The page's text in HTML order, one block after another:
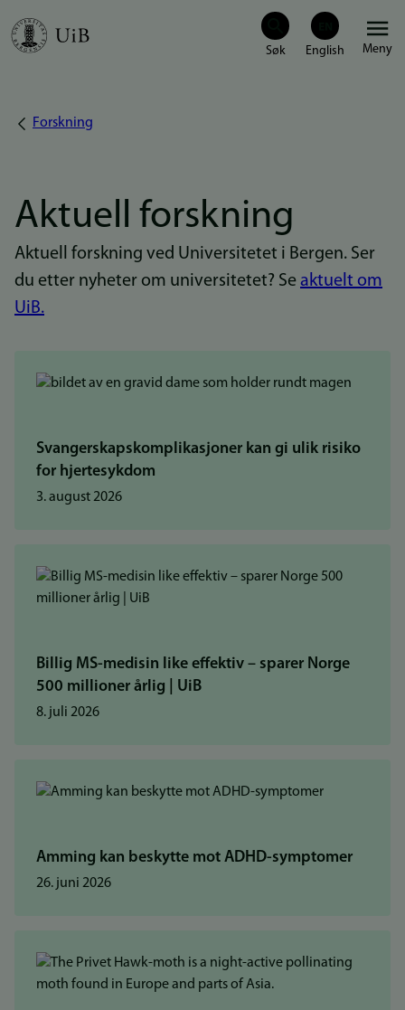
Hopp
Meny
Navigasjonssti
Forskning
Aktuell forskning
Aktuell forskning ved Universitetet i Bergen. Ser
du etter nyheter om universitetet? Se aktuelt om
UiB.
Svangerskapskomplikasjoner kan gi ulik risiko
for hjertesykdom
3. august 2026
Billig MS-medisin like effektiv – sparer Norge
500 millioner årlig | UiB
8. juli 2026
Amming kan beskytte mot ADHD-symptomer
26. juni 2026